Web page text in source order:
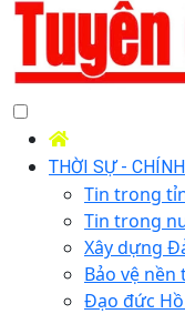
THỜI SỰ -
Tin trong
Tin trong
Xây dựng
Bảo vệ
Đạo đức